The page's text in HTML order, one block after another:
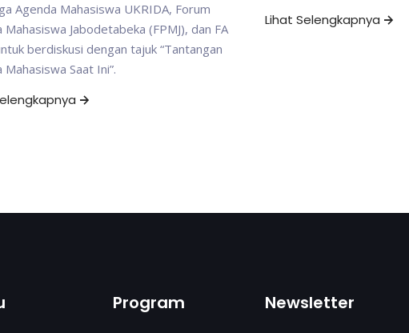
Agenda Mahasiswa UKRIDA, Forum
Mahasiswa Jabodetabeka (FPMJ), dan FA
berdiskusi dengan tajuk “Tantangan
Mahasiswa Saat Ini”.
Lihat Selengkapnya
Program Newsletter